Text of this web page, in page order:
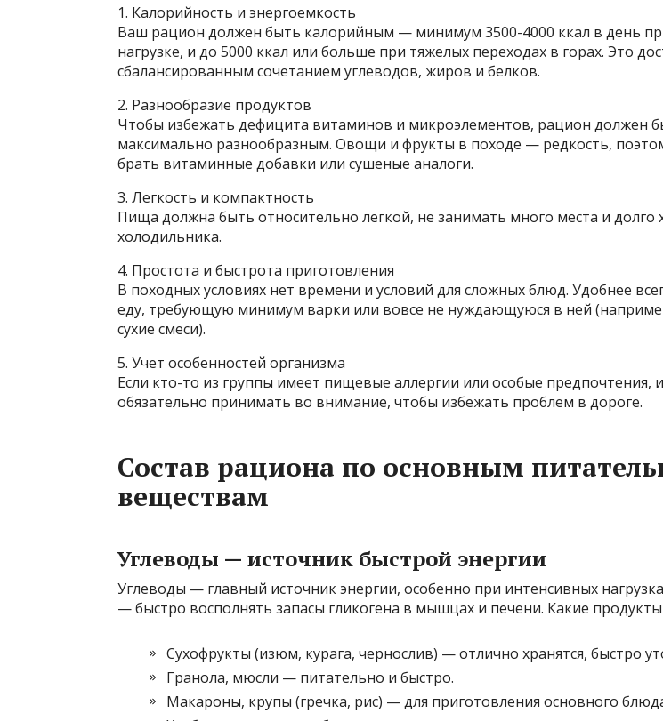
1. Калорийность и энергоемкость
Ваш рацион должен быть калорийным — минимум 3500-4000 ккал в день
нагрузке, и до 5000 ккал или больше при тяжелых переходах в горах. Это
сбалансированным сочетанием углеводов, жиров и белков.
2. Разнообразие продуктов
Чтобы избежать дефицита витаминов и микроэлементов, рацион должен
максимально разнообразным. Овощи и фрукты в походе — редкость,
брать витаминные добавки или сушеные аналоги.
3. Легкость и компактность
Пища должна быть относительно легкой, не занимать много места и долго
холодильника.
4. Простота и быстрота приготовления
В походных условиях нет времени и условий для сложных блюд. Удобнее
еду, требующую минимум варки или вовсе не нуждающуюся в ней
сухие смеси).
5. Учет особенностей организма
Если кто-то из группы имеет пищевые аллергии или особые предпочтения,
обязательно принимать во внимание, чтобы избежать проблем в дороге.
Состав рациона по основным
веществам
Углеводы — источник быстрой энергии
Углеводы — главный источник энергии, особенно при интенсивных
— быстро восполнять запасы гликогена в мышцах и печени. Какие продукты
Сухофрукты (изюм, курага, чернослив) — отлично хранятся, быстро
Гранола, мюсли — питательно и быстро.
Макароны, крупы (гречка, рис) — для приготовления основного